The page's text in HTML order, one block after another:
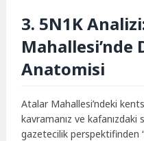
3. 5N1K
Mahallesi’nde
Anatomisi
Atalar Mahallesi’ndeki
kavramanız ve
gazetecilik perspektifinden